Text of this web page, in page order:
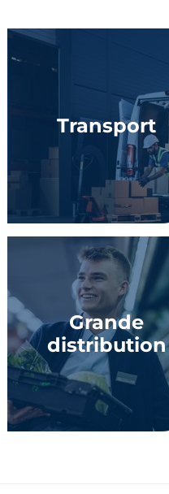
Transport
Grande
distribution